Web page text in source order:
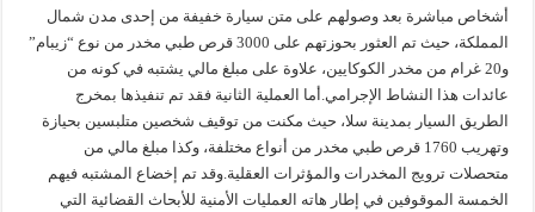
أشخاص مباشرة بعد وصولهم على متن سيارة خفيفة من إحدى مدن شمال
المملكة، حيث تم العثور بحوزتهم على 3000 قرص طبي مخدر من نوع “زيبام”
و20 غرام من مخدر الكوكايين، علاوة على مبلغ مالي يشتبه في كونه من
عائدات هذا النشاط الإجرامي.أما العملية الثانية فقد تم تنفيذها بمخرج
الطريق السيار بمدينة سلا، حيث مكنت من توقيف شخصين متلبسين بحيازة
وتهريب 1760 قرص طبي مخدر من أنواع مختلفة، وكذا مبلغ مالي من
متحصلات ترويج المخدرات والمؤثرات العقلية.وقد تم إخضاع المشتبه فيهم
الخمسة الموقوفين في إطار هاته العمليات الأمنية للأبحاث القضائية التي